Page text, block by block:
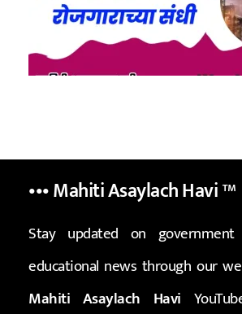
••• Mahiti Asaylach Havi™
Stay updated on government
educational news through our
Mahiti Asaylach Havi